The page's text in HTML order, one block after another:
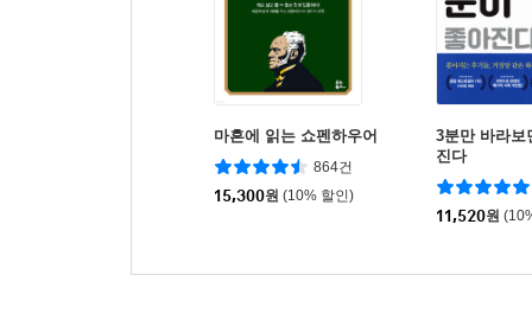
마흔에 읽는 쇼펜하우어
864건
15,300원 (10% 할인)
3분만 바라보
진다
11,520원